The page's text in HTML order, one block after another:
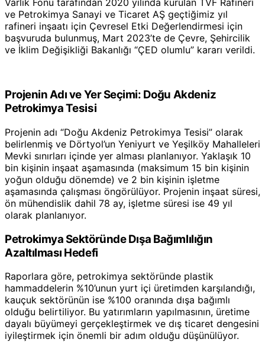
ve Petrokimya Sanayi ve Ticaret AŞ geçtiğimiz yıl
rafineri inşaatı için Çevresel Etki Değerlendirmesi için
başvuruda bulunmuş, Mart 2023’te de Çevre, Şehircilik
ve İklim Değişikliği Bakanlığı “ÇED olumlu” kararı verildi.
Projenin Adı ve Yer Seçimi: Doğu Akdeniz
Petrokimya Tesisi
Projenin adı “Doğu Akdeniz Petrokimya Tesisi” olarak
belirlenmiş ve Dörtyol’un Yeniyurt ve Yeşilköy Mahalleleri
Mevki sınırları içinde yer alması planlanıyor. Yaklaşık 10
bin kişinin inşaat aşamasında (maksimum 15 bin kişinin
yoğun olduğu dönemde) ve 2 bin kişinin işletme
aşamasında çalışması öngörülüyor. Projenin inşaat süresi,
ön mühendislik dahil 78 ay, işletme süresi ise 49 yıl
olarak planlanıyor.
Petrokimya Sektöründe Dışa Bağımlılığın
Azaltılması Hedefi
Raporlara göre, petrokimya sektöründe plastik
hammaddelerin %10’unun yurt içi üretimden karşılandığı,
kauçuk sektörünün ise %100 oranında dışa bağımlı
olduğu belirtiliyor. Bu yatırımların yapılmasının, üretime
dayalı büyümeyi gerçekleştirmek ve dış ticaret dengesini
iyileştirmek için önemli bir adım olduğu düşünülüyor.